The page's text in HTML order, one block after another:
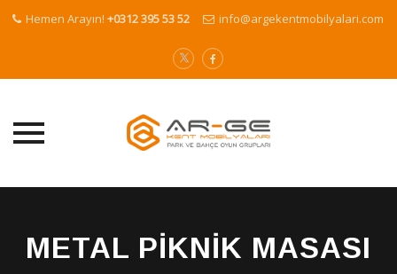
Hemen Arayın! +0312 395 53 52 info@argekentmobilyalari.com
contentMETAL PIKNIK MASASI